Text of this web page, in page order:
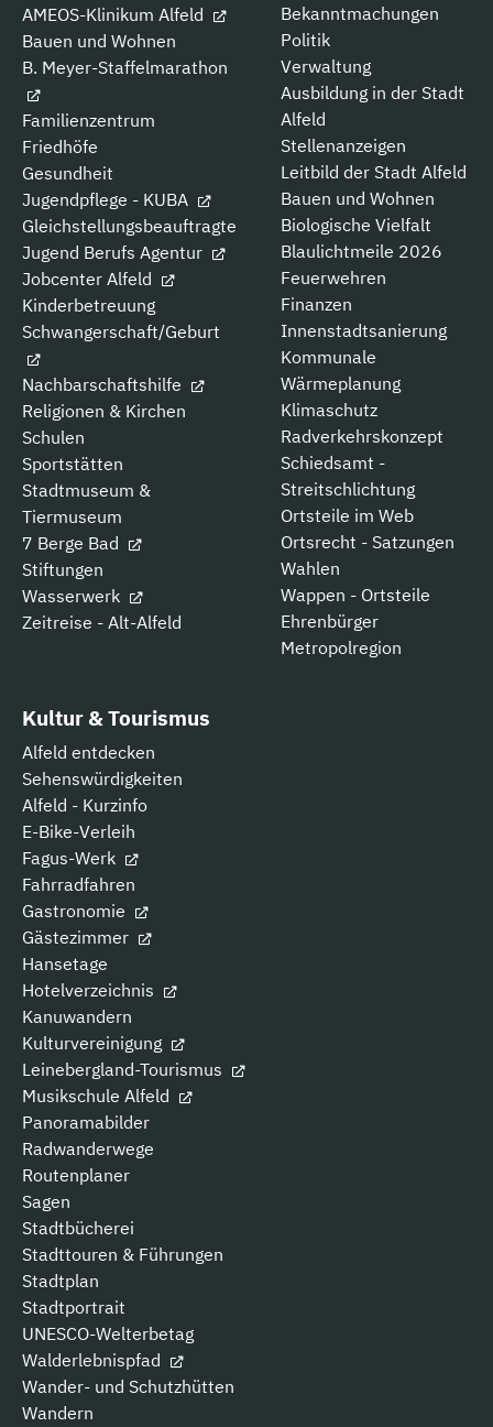
AMEOS-Klinikum Alfeld
Bauen und Wohnen
B. Meyer-Staffelmarathon
Familienzentrum
Friedhöfe
Gesundheit
Jugendpflege - KUBA
Gleichstellungsbeauftragte
Jugend Berufs Agentur
Jobcenter Alfeld
Kinderbetreuung
Schwangerschaft/Geburt
Nachbarschaftshilfe
Religionen & Kirchen
Schulen
Sportstätten
Stadtmuseum &
Tiermuseum
7 Berge Bad
Stiftungen
Wasserwerk
Zeitreise - Alt-Alfeld
Bekanntmachungen
Politik
Verwaltung
Ausbildung in der Stadt
Alfeld
Stellenanzeigen
Leitbild der Stadt Alfeld
Bauen und Wohnen
Biologische Vielfalt
Blaulichtmeile 2026
Feuerwehren
Finanzen
Innenstadtsanierung
Kommunale
Wärmeplanung
Klimaschutz
Radverkehrskonzept
Schiedsamt -
Streitschlichtung
Ortsteile im Web
Ortsrecht - Satzungen
Wahlen
Wappen - Ortsteile
Ehrenbürger
Metropolregion
Kultur & Tourismus
Alfeld entdecken
Sehenswürdigkeiten
Alfeld - Kurzinfo
E-Bike-Verleih
Fagus-Werk
Fahrradfahren
Gastronomie
Gästezimmer
Hansetage
Hotelverzeichnis
Kanuwandern
Kulturvereinigung
Leinebergland-Tourismus
Musikschule Alfeld
Panoramabilder
Radwanderwege
Routenplaner
Sagen
Stadtbücherei
Stadttouren & Führungen
Stadtplan
Stadtportrait
UNESCO-Welterbetag
Walderlebnispfad
Wander- und Schutzhütten
Wandern